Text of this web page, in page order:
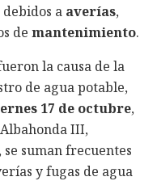
a averías,
de mantenimiento.
la causa de la
de agua potable,
17 de octubre,
III,
se suman frecuentes
y fugas de agua